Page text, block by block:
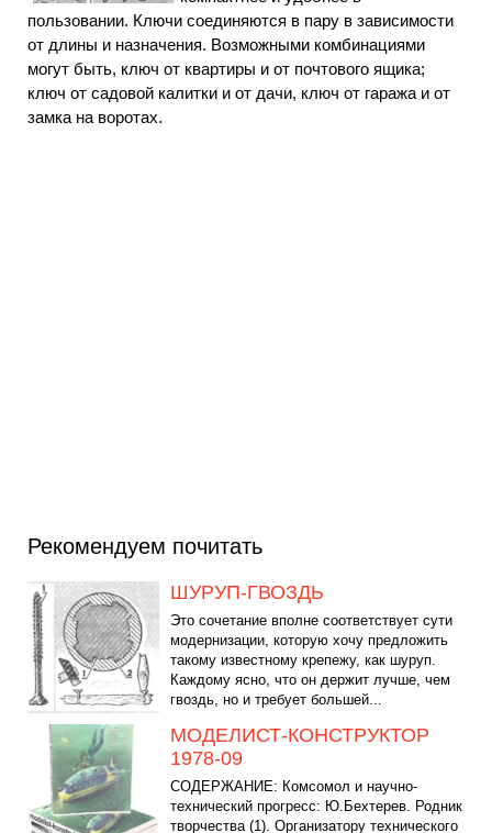
пользовании. Ключи соединяются в пару в зависимости
от длины и назначения. Возможными комбинациями
могут быть, ключ от квартиры и от почтового ящика;
ключ от садовой калитки и от дачи, ключ от гаража и от
замка на воротах.
Рекомендуем почитать
ШУРУП-ГВОЗДЬ
Это сочетание вполне соответствует сути
модернизации, которую хочу предложить
такому известному крепежу, как шуруп.
Каждому ясно, что он держит лучше, чем
гвоздь, но и требует большей...
МОДЕЛИСТ-КОНСТРУКТОР
1978-09
СОДЕРЖАНИЕ: Комсомол и научно-
технический прогресс: Ю.Бехтерев. Родник
творчества (1). Организатору технического